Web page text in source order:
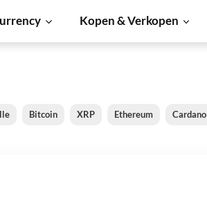
Kopen & Verkopen
Bitcoin XRP Ethereum Cardano